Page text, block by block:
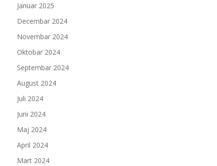
Januar 2025
Decembar 2024
Novembar 2024
Oktobar 2024
Septembar 2024
August 2024
Juli 2024
Juni 2024
Maj 2024
April 2024
Mart 2024